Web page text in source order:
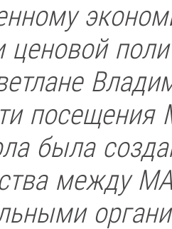
ценовой
посещения
была
между